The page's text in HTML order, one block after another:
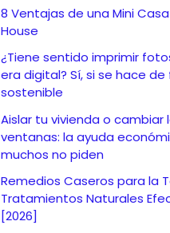
o
:
8 Ventajas de una Mini
House
¿Tiene sentido imprimir
era digital? Sí, si se hace
sostenible
Aislar tu vivienda o cambiar
ventanas: la ayuda
muchos no piden
Remedios Caseros para la
Tratamientos Naturales
[2026]